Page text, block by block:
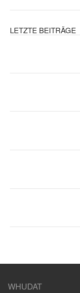
LETZTE BEITRÄGE
WHUDAT